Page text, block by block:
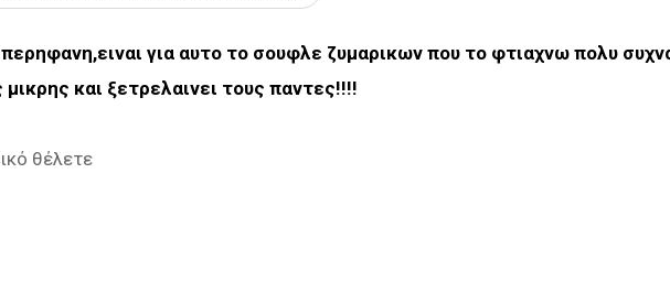
περηφανη,ειναι για αυτο το σουφλε ζυμαρικων που το φτιαχνω πολυ
και ξετρελαινει τους παντες!!!!
θέλετε